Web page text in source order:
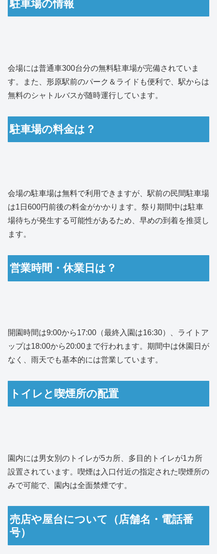
駐車場の情報
会場には普通車300台分の無料駐車場が完備されていま
す。また、形原駅前のパーク＆ライドも便利で、駅からは
無料のシャトルバスが随時運行しています。
駐車場の料金は？
会場の駐車場は無料で利用できますが、駅前の民間駐車場
は1日600円前後の料金がかかります。祭り期間中は駐車
場待ちが発生する可能性があるため、早めの到着を推奨し
ます。
営業時間・休業日は？
開園時間は9:00から17:00（最終入園は16:30）、ライトア
ップは18:00から20:00まで行われます。期間中は休園日が
なく、雨天でも基本的には営業しています。
トイレと喫煙所の配置
園内には男女別のトイレが5カ所、多目的トイレが1カ所
設置されています。喫煙は入口付近の指定された喫煙所の
みで可能で、園内は全面禁煙です。
売店や屋台について（店舗名・電話番
号）